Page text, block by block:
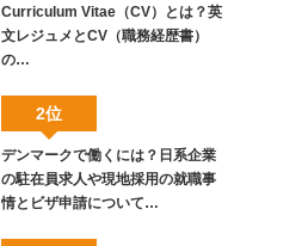
Curriculum Vitae（CV）とは？英
文レジュメとCV（職務経歴書）
の…
2位
デンマークで働くには？日系企業
の駐在員求人や現地採用の就職事
情とビザ申請について…